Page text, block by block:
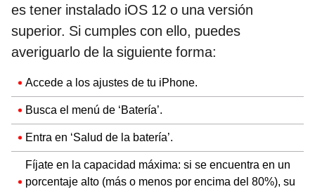
es tener instalado iOS 12 o una versión
superior. Si cumples con ello, puedes
averiguarlo de la siguiente forma:
Accede a los ajustes de tu iPhone.
Busca el menú de ‘Batería’.
Entra en ‘Salud de la batería’.
Fíjate en la capacidad máxima: si se encuentra en un
porcentaje alto (más o menos por encima del 80%), su